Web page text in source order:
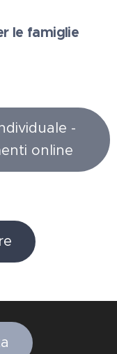
le famiglie
-
online